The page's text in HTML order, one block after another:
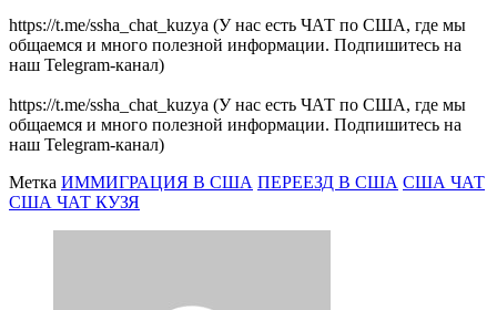
https://t.me/ssha_chat_kuzya (У нас есть ЧАТ по США, где мы
общаемся и много полезной информации. Подпишитесь на
наш Telegram-канал)
https://t.me/ssha_chat_kuzya (У нас есть ЧАТ по США, где мы
общаемся и много полезной информации. Подпишитесь на
наш Telegram-канал)
Метка ИММИГРАЦИЯ В США ПЕРЕЕЗД В США США ЧАТ
США ЧАТ КУЗЯ